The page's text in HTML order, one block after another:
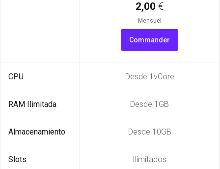
2,00 €
Mensuel
Commander
CPU
RAM Ilimitada
Almacenamiento
Slots
Desde 1vCore
Desde 1GB
Desde 10GB
Ilimitados